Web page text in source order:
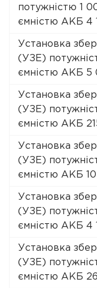
потужністю 1
ємністю АКБ 4
Установка
(УЗЕ)
ємністю АКБ 5
Установка
(УЗЕ)
ємністю АКБ
Установка
(УЗЕ)
ємністю АКБ
Установка
(УЗЕ)
ємністю АКБ 4
Установка
(УЗЕ)
ємністю АКБ